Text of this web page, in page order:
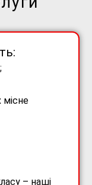
порядку
– наші